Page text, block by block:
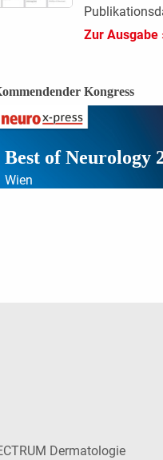
Zur Ausgabe
Kongress
Best of Neurology
Wien
Dermatologie